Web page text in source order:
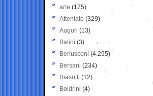
arte (175)
Attentato (329)
Auguri (13)
Batini (3)
Berlusconi (4.295)
Bersani (234)
Biasotti (12)
Boldrini (4)